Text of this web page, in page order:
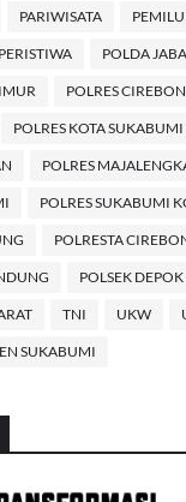
PARIWISATA
PERISTIWA POLDA
POLRES
POLRES KOTA SUKABUMI
POLRES
POLRES SUKABUMI
POLRESTA
POLSEK DEPOK
TNI UKW
SUKABUMI